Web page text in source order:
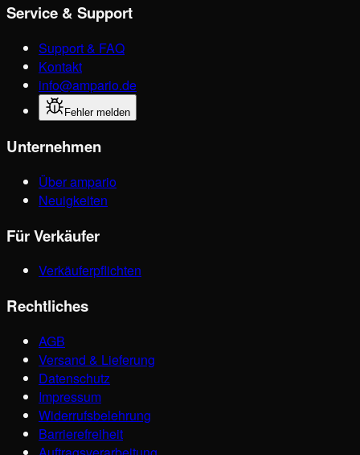
Service & Support
Support & FAQ
Kontakt
info@ampario.de
Fehler melden
Unternehmen
Über ampario
Neuigkeiten
Für Verkäufer
Verkäuferpflichten
Rechtliches
AGB
Versand & Lieferung
Datenschutz
Impressum
Widerrufsbelehrung
Barrierefreiheit